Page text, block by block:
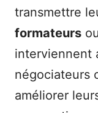
transmettre
formateurs ou
interviennent
négociateurs
améliorer